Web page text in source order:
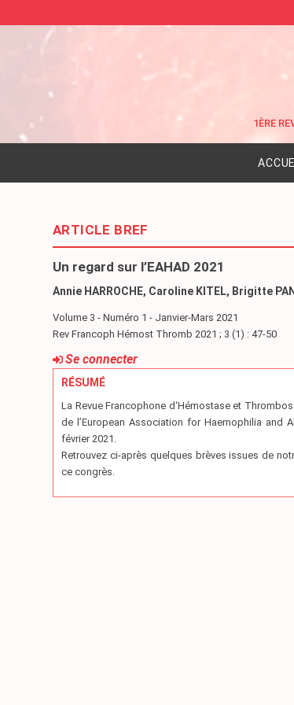
ARTICLE BREF
Un regard sur l’EAHAD 2021
Annie HARROCHE, Caroline KITEL, Brigitte
Volume 3 - Numéro 1 - Janvier-Mars 2021
Rev Francoph Hémost Thromb 2021 ; 3 (1) : 47-50
Se connecter
RÉSUMÉ
La Revue Francophone d‘Hémostase et
de l’European Association for Haemophilia and
février 2021.
Retrouvez ci-après quelques brèves issues de
ce congrès.